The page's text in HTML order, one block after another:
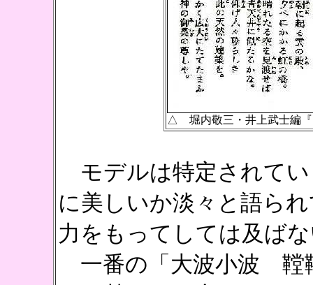
△ 堀内敬三・井上武士編『
モデルは特定されて
に美しいか淡々と語ら
力をもってしては及ば
一番の「大波小波 鞺